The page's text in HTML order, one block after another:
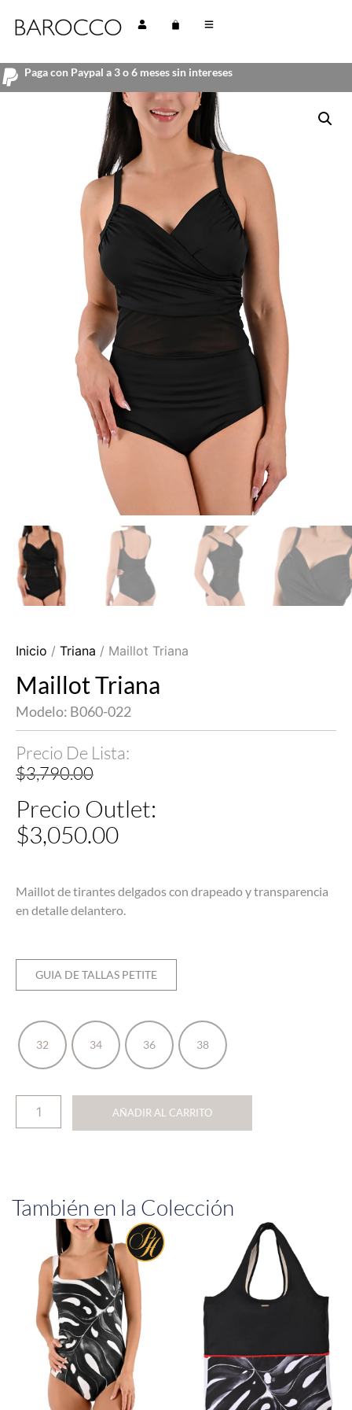
Paga con Paypal a 3 o 6 meses sin intereses
Inicio / Triana / Maillot Triana
Maillot Triana
Modelo: B060-022
$3,790.00
$3,050.00
Maillot de tirantes delgados con drapeado y transparencia
en detalle delantero.
GUIA DE TALLAS PETITE
32 34 36 38
AÑADIR AL CARRITO
También en la Colección